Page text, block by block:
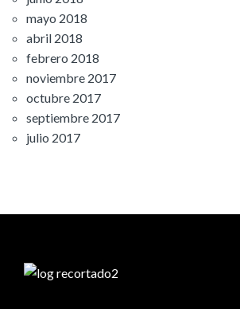
mayo 2018
abril 2018
febrero 2018
noviembre 2017
octubre 2017
septiembre 2017
julio 2017